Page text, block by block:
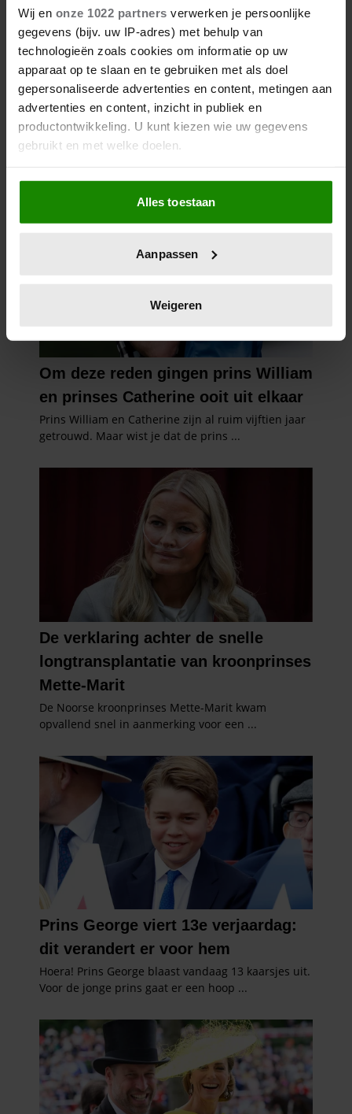
Wij en onze 1022 partners verwerken je persoonlijke
gegevens (bijv. uw IP-adres) met behulp van
technologieën zoals cookies om informatie op uw
apparaat op te slaan en te gebruiken met als doel
gepersonaliseerde advertenties en content, metingen aan
advertenties en content, inzicht in publiek en
productontwikkeling. U kunt kiezen wie uw gegevens
gebruikt en met welke doelen.
Als u het toestaat, willen we ook graag:
Informatie verzamelen over uw geografische
locatie, die tot een paar meter nauwkeurig kan zijn
scannen op specifieke eigenschappen (fingerprinting)
verwerkt en stel uw voorkeuren in het
intrekken in de Cookieverklaring.
We gebruiken cookies om content en advertenties te
personaliseren, om functies voor social media te bieden
en om ons websiteverkeer te analyseren. Ook delen we
informatie over uw gebruik van onze site met onze
partners kunnen deze gegevens combineren met andere
informatie die u aan ze heeft verstrekt of die ze hebben
verzameld op basis van uw gebruik van hun services. U
gaat akkoord met onze cookies als u onze website blijft
Alles toestaan
Aanpassen
Weigeren